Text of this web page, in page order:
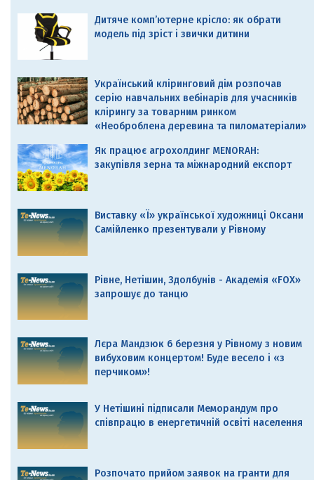
Дитяче комп’ютерне крісло: як обрати
модель під зріст і звички дитини
Український кліринговий дім розпочав
серію навчальних вебінарів для учасників
клірингу за товарним ринком
«Необроблена деревина та пиломатеріали»
Як працює агрохолдинг MENORAH:
закупівля зерна та міжнародний експорт
Виставку «Ї» української художниці Оксани
Самійленко презентували у Рівному
Рівне, Нетішин, Здолбунів - Академія «FOX»
запрошує до танцю
Лєра Мандзюк 6 березня у Рівному з новим
вибуховим концертом! Буде весело і «з
перчиком»!
У Нетішині підписали Меморандум про
співпрацю в енергетичній освіті населення
Розпочато прийом заявок на гранти для